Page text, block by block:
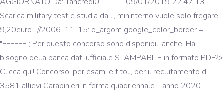
Scarica military test e studia da li, mininterno vuole solo fregare
9,20euro . //2006-11-15: o_argom google_color_border =
"FFFFFF"; Per questo concorso sono disponibili anche: Hai
bisogno della banca dati ufficiale STAMPABILE in formato PDF?>
Clicca qui! Concorso, per esami e titoli, per il reclutamento di
3581 allievi Carabinieri in ferma quadriennale - anno 2020 -